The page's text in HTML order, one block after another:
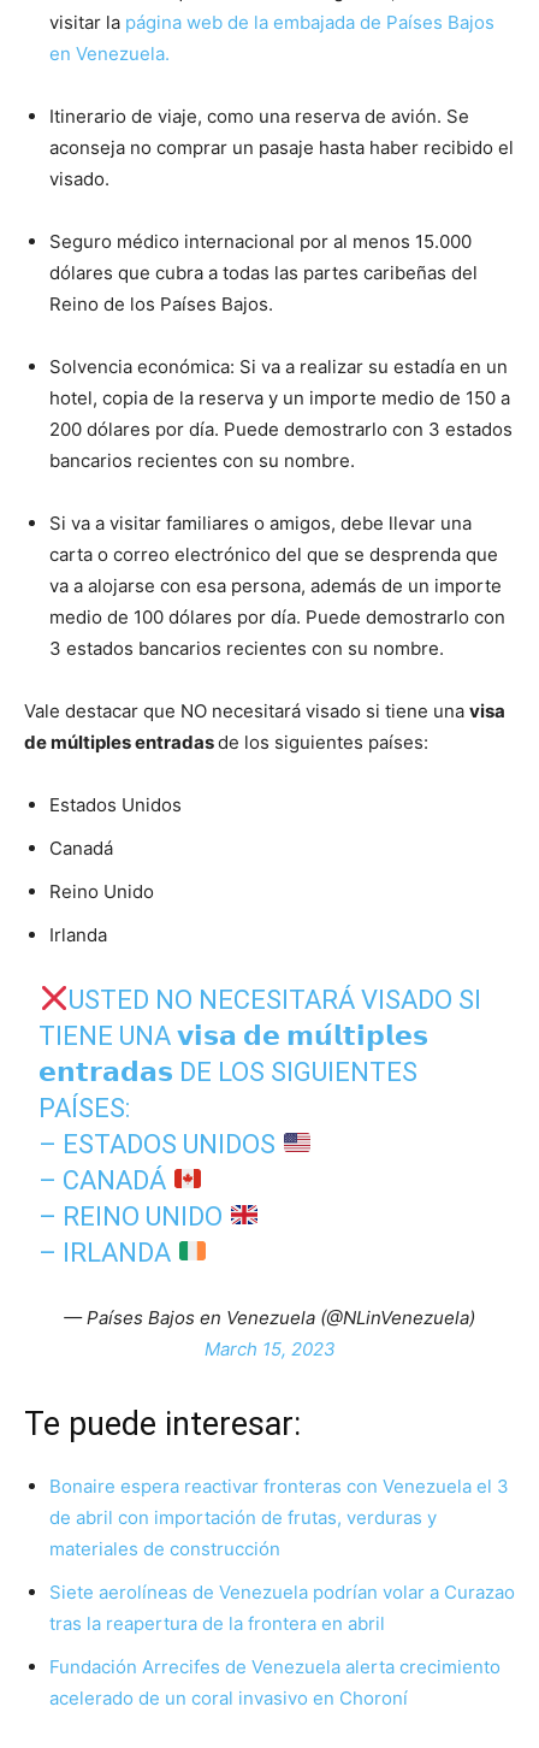
visitar la página web de la embajada de Países Bajos
en Venezuela.
Itinerario de viaje, como una reserva de avión. Se
aconseja no comprar un pasaje hasta haber recibido el
visado.
Seguro médico internacional por al menos 15.000
dólares que cubra a todas las partes caribeñas del
Reino de los Países Bajos.
Solvencia económica: Si va a realizar su estadía en un
hotel, copia de la reserva y un importe medio de 150 a
200 dólares por día. Puede demostrarlo con 3 estados
bancarios recientes con su nombre.
Si va a visitar familiares o amigos, debe llevar una
carta o correo electrónico del que se desprenda que
va a alojarse con esa persona, además de un importe
medio de 100 dólares por día. Puede demostrarlo con
3 estados bancarios recientes con su nombre.
Vale destacar que NO necesitará visado si tiene una visa
de múltiples entradasde los siguientes países:
Estados Unidos
Canadá
Reino Unido
Irlanda
USTED NO NECESITARÁ VISADO SI
TIENE UNA 𝘃𝗶𝘀𝗮 𝗱𝗲 𝗺𝘂́𝗹𝘁𝗶𝗽𝗹𝗲𝘀
𝗲𝗻𝘁𝗿𝗮𝗱𝗮𝘀 DE LOS SIGUIENTES
PAÍSES:
– ESTADOS UNIDOS
– CANADÁ
– REINO UNIDO
– IRLANDA
— Países Bajos en Venezuela (@NLinVenezuela)
March 15, 2023
Te puede interesar:
Bonaire espera reactivar fronteras con Venezuela el 3
de abril con importación de frutas, verduras y
materiales de construcción
Siete aerolíneas de Venezuela podrían volar a Curazao
tras la reapertura de la frontera en abril
Fundación Arrecifes de Venezuela alerta crecimiento
acelerado de un coral invasivo en Choroní